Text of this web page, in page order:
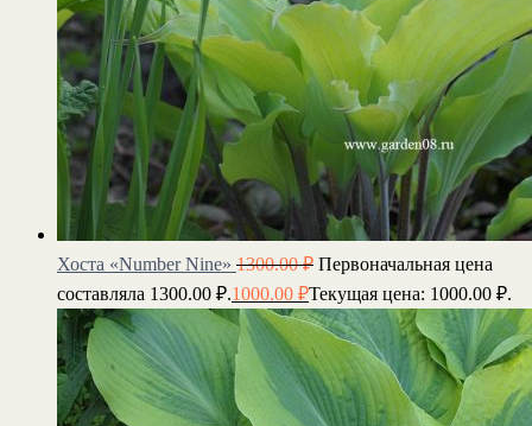
Хоста «Number Nine» 1300.00₽ Первоначальная цена
составляла 1300.00 ₽.1000.00 ₽Текущая цена: 1000.00 ₽.